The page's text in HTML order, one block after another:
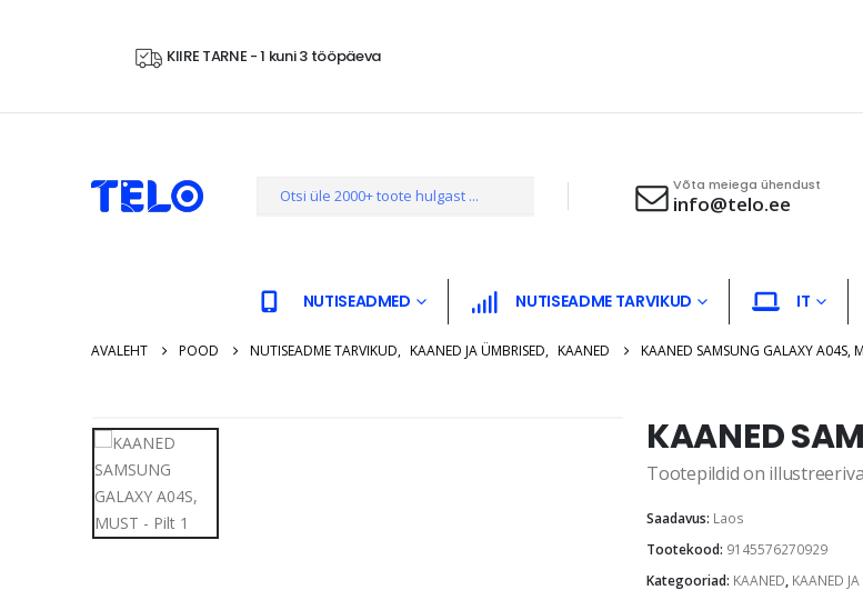
KIIRE TARNE - 1 kuni 3 tööpäeva
Võta meiega ühendust
info@telo.ee
NUTISEADMED NUTISEADME TARVIKUD IT
AVALEHT POOD NUTISEADME TARVIKUD, KAANED JA ÜMBRISED, KAANED KAANED SAMSUNG GALAXY A04S,
KAANED
Tootepildid on
Saadavus: Laos
Tootekood: 9145576270929
Kategooriad: KAANED, KAANED